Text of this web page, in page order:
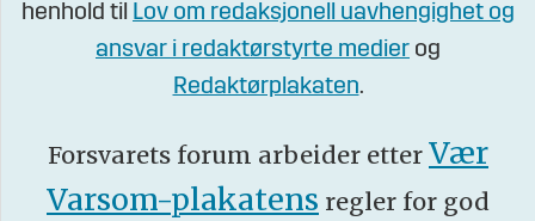
henhold til Lov om redaksjonell uavhengighet og
ansvar i redaktørstyrte medier og
Redaktørplakaten.
Forsvarets forum arbeider etter Vær
Varsom-plakatens regler for god